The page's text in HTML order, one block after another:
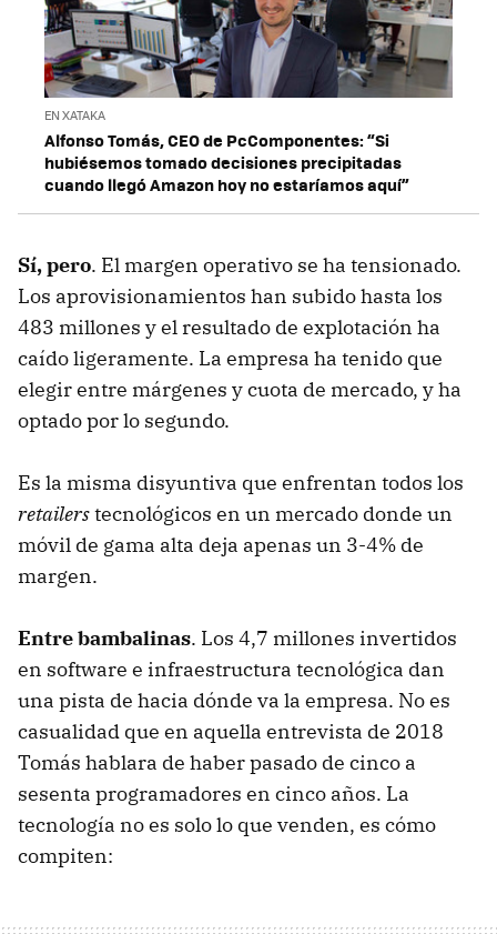
EN XATAKA
Alfonso Tomás, CEO de PcComponentes: “Si
hubiésemos tomado decisiones precipitadas
cuando llegó Amazon hoy no estaríamos aquí”
Sí, pero. El margen operativo se ha tensionado.
Los aprovisionamientos han subido hasta los
483 millones y el resultado de explotación ha
caído ligeramente. La empresa ha tenido que
elegir entre márgenes y cuota de mercado, y ha
optado por lo segundo.
Es la misma disyuntiva que enfrentan todos los
retailerstecnológicos en un mercado donde un
móvil de gama alta deja apenas un 3-4% de
margen.
Entre bambalinas. Los 4,7 millones invertidos
en software e infraestructura tecnológica dan
una pista de hacia dónde va la empresa. No es
casualidad que en aquella entrevista de 2018
Tomás hablara de haber pasado de cinco a
sesenta programadores en cinco años. La
tecnología no es solo lo que venden, es cómo
compiten: